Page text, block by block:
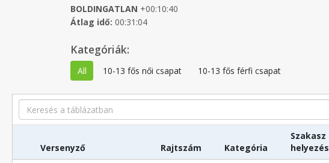
BOLDINGATLAN +00:10:40
Átlag idő: 00:31:04
Kategóriák:
All 10-13 fős női csapat 10-13 fős férfi csapat
Search
Versenyző Rajtszám Kategória
Szakasz
helyezés